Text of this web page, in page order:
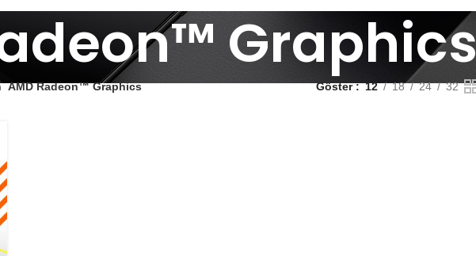
Graphics
AMD Radeon™ Graphics Göster 12 18 24 32